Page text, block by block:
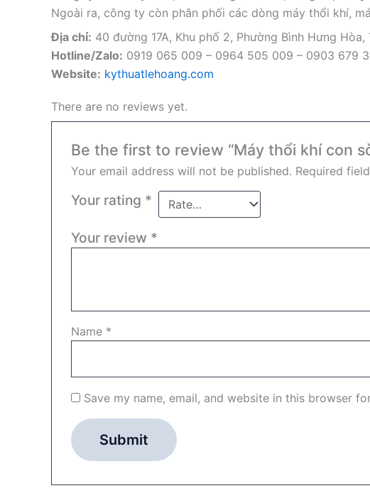
Ngoài ra, công ty còn phân phối các dòng máy thổi khí,
Địa chỉ: 40 đường 17A, Khu phố 2, Phường Bình Hưng Hòa,
Hotline/Zalo: 0919 065 009 – 0964 505 009 – 0903 679
Website: kythuatlehoang.com
There are no reviews yet.
Be the first to review “Máy thổi khí con
Your email address will not be published. Required
Your rating *
Your review *
Name *
Save my name, email, and website in this browser